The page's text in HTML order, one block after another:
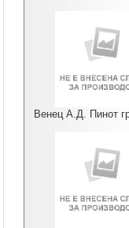
Венец А.Д. Пинот